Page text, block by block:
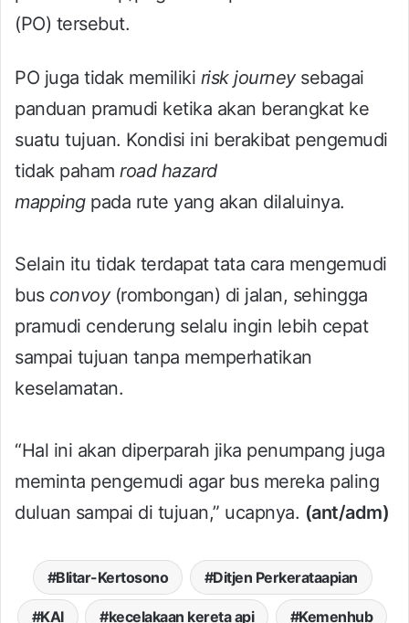
(PO) tersebut.
PO juga tidak memiliki risk journeysebagai
panduan pramudi ketika akan berangkat ke
suatu tujuan. Kondisi ini berakibat pengemudi
tidak paham road hazard
mappingpada rute yang akan dilaluinya.
Selain itu tidak terdapat tata cara mengemudi
bus convoy(rombongan) di jalan, sehingga
pramudi cenderung selalu ingin lebih cepat
sampai tujuan tanpa memperhatikan
keselamatan.
“Hal ini akan diperparah jika penumpang juga
meminta pengemudi agar bus mereka paling
duluan sampai di tujuan,” ucapnya. (ant/adm)
Blitar-Kertosono Ditjen Perkerataapian
KAI kecelakaan kereta api Kemenhub